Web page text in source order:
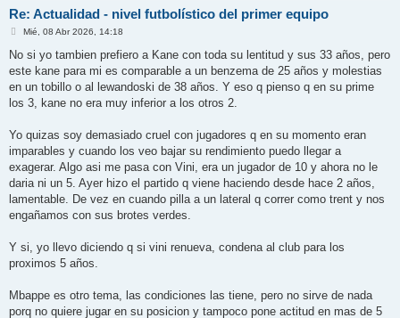
Re: Actualidad - nivel futbolístico del primer equipo
M
n
a
j
Mié, 08 Abr 2026, 14:18
No si yo tambien prefiero a Kane con toda su lentitud y sus 33 años, pero
este kane para mi es comparable a un benzema de 25 años y molestias
en un tobillo o al lewandoski de 38 años. Y eso q pienso q en su prime
los 3, kane no era muy inferior a los otros 2.
Yo quizas soy demasiado cruel con jugadores q en su momento eran
imparables y cuando los veo bajar su rendimiento puedo llegar a
exagerar. Algo asi me pasa con Vini, era un jugador de 10 y ahora no le
daria ni un 5. Ayer hizo el partido q viene haciendo desde hace 2 años,
lamentable. De vez en cuando pilla a un lateral q correr como trent y nos
engañamos con sus brotes verdes.
Y si, yo llevo diciendo q si vini renueva, condena al club para los
proximos 5 años.
Mbappe es otro tema, las condiciones las tiene, pero no sirve de nada
porq no quiere jugar en su posicion y tampoco pone actitud en mas de 5